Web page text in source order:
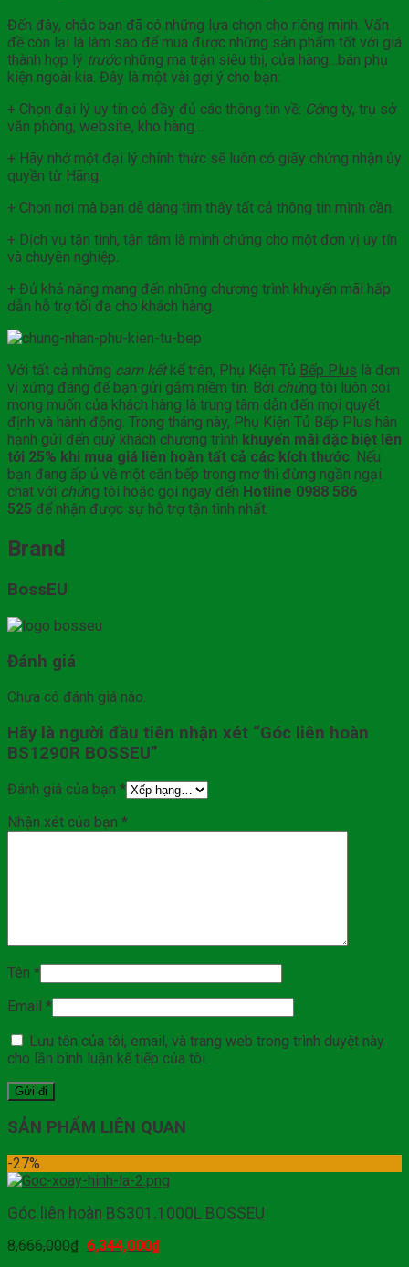
Đến đây, chắc bạn đã có những lựa chọn cho riêng mình. Vấn
đề còn lại là làm sao để mua được những sản phẩm tốt với giá
thành hợp lý trước những ma trận siêu thị, cửa hàng…bán phụ
kiện ngoài kia. Đây là một vài gợi ý cho bạn:
+ Chọn đại lý uy tín có đầy đủ các thông tin về: Công ty, trụ sở
văn phòng, website, kho hàng…
+ Hãy nhớ một đại lý chính thức sẽ luôn có giấy chứng nhận ủy
quyền từ Hãng.
+ Chọn nơi mà bạn dễ dàng tìm thấy tất cả thông tin mình cần.
+ Dịch vụ tận tình, tận tâm là minh chứng cho một đơn vị uy tín
và chuyên nghiệp.
+ Đủ khả năng mang đến những chương trình khuyến mãi hấp
dẫn hỗ trợ tối đa cho khách hàng.
Với tất cả những cam kết kể trên, Phụ Kiện Tủ Bếp Plus là đơn
vị xứng đáng để bạn gửi gắm niềm tin. Bởi chúng tôi luôn coi
mong muốn của khách hàng là trung tâm dẫn đến mọi quyết
định và hành động. Trong tháng này, Phụ Kiện Tủ Bếp Plus hân
hạnh gửi đến quý khách chương trình khuyến mãi đặc biệt lên
tới 25% khi mua giá liên hoàn tất cả các kích thước. Nếu
bạn đang ấp ủ về một căn bếp trong mơ thì đừng ngần ngại
chat với chúng tôi hoặc gọi ngay đến Hotline 0988 586
525 để nhận được sự hỗ trợ tận tình nhất.
Brand
BossEU
Đánh giá
Chưa có đánh giá nào.
Hãy là người đầu tiên nhận xét “Góc liên hoàn
BS1290R BOSSEU”
Đánh giá của bạn *
Nhận xét của bạn *
Tên *
Email *
Lưu tên của tôi, email, và trang web trong trình duyệt này
cho lần bình luận kế tiếp của tôi.
SẢN PHẨM LIÊN QUAN
-27%
Góc liên hoàn BS301.1000L BOSSEU
8,666,000₫ 6,344,000₫